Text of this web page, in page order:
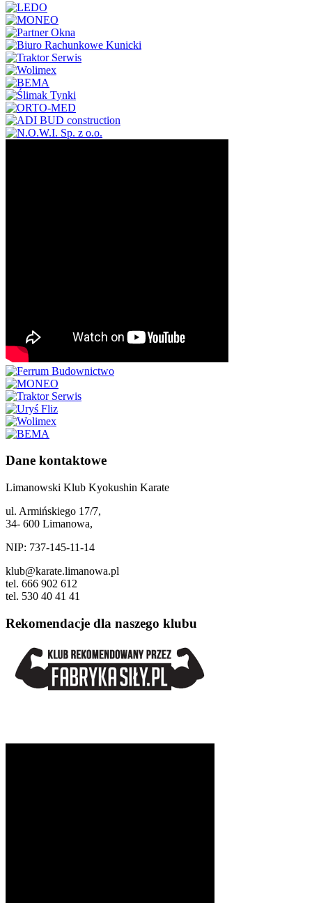
Dane kontaktowe
Limanowski Klub Kyokushin Karate
ul. Armińskiego 17/7,
34- 600 Limanowa,
NIP: 737-145-11-14
klub@karate.limanowa.pl
tel. 666 902 612
tel. 530 40 41 41
Rekomendacje dla naszego klubu